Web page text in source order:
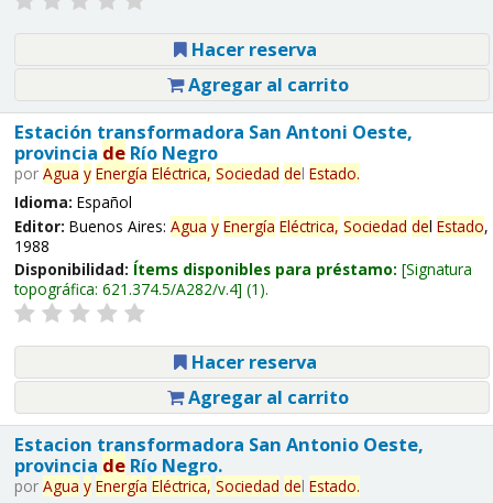
Hacer reserva
Agregar al carrito
Estación transformadora San Antoni Oeste,
provincia deRío Negro
por Agua y Energía Eléctrica, Sociedad del Estado.
Idioma: Español
Editor: Buenos Aires: Agua y Energía Eléctrica, Sociedad del Estado,
1988
Disponibilidad: Ítems disponibles para préstamo: Signatura
topográfica: 621.374.5/A282/v.4 (1).
Hacer reserva
Agregar al carrito
Estacion transformadora San Antonio Oeste,
provincia deRío Negro.
por Agua y Energía Eléctrica, Sociedad del Estado.